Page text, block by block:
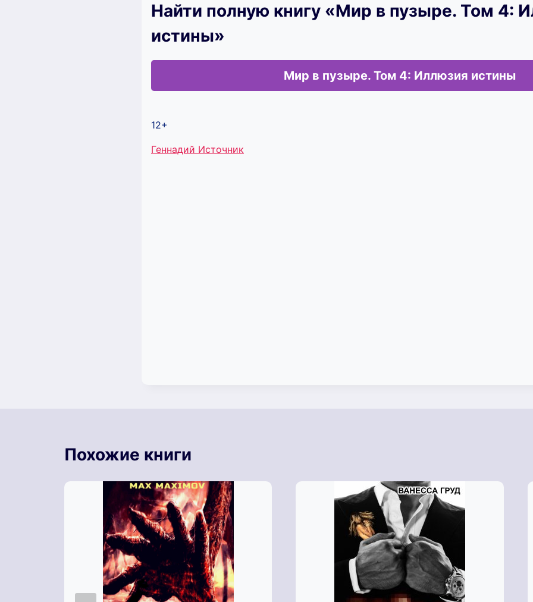
Найти полную книгу «Мир в пузыре. Том 4:
истины»
Мир в пузыре. Том 4: Иллюзия истины
12+
Метки
Геннадий Источник
Похожие книги